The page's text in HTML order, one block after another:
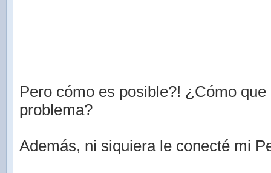
Pero cómo es posible?! ¿Cómo que
problema?
Además, ni siquiera le conecté mi